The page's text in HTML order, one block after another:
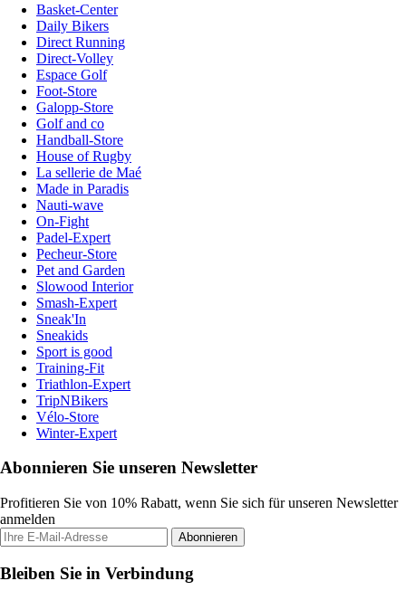
Basket-Center
Daily Bikers
Direct Running
Direct-Volley
Espace Golf
Foot-Store
Galopp-Store
Golf and co
Handball-Store
House of Rugby
La sellerie de Maé
Made in Paradis
Nauti-wave
On-Fight
Padel-Expert
Pecheur-Store
Pet and Garden
Slowood Interior
Smash-Expert
Sneak'In
Sneakids
Sport is good
Training-Fit
Triathlon-Expert
TripNBikers
Vélo-Store
Winter-Expert
Abonnieren Sie unseren Newsletter
Profitieren Sie von 10% Rabatt, wenn Sie sich für unseren Newsletter
anmelden
Abonnieren
Bleiben Sie in Verbindung